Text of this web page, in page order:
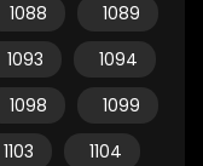
1088
1089
1093
1094
1098
1099
1103
1104